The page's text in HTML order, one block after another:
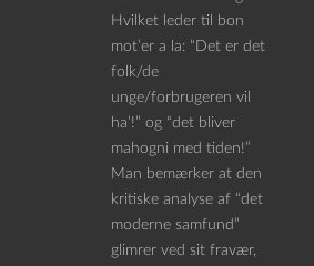
Hvilket leder til bon
mot’er a la: “Det er det
folk/de
unge/forbrugeren vil
ha’!” og “det bliver
mahogni med tiden!”
Man bemærker at den
kritiske analyse af “det
moderne samfund”
glimrer ved sit fravær,